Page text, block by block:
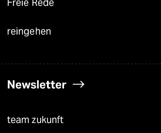
Freie Rede
reingehen
Newsletter
team zukunft